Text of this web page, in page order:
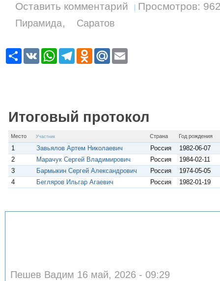
Оставить комментарий Просмотров:
Пирамида Саратов
Р
V
K
W
T
O
s
n
i
M
Итоговый протокол
Место Участник Страна Год рождения
1 Завьялов Артем Николаевич Россия
1982-06-07
2
Марачук Сергей Владимирович Россия
1984-02-11
3
Бармыкин Сергей Александрович Россия
1974-05-05
4
Бегляров Ильгар Агаевич Россия 1982-01-19
Пешев Вадим 16 май, 2026 - 09:29